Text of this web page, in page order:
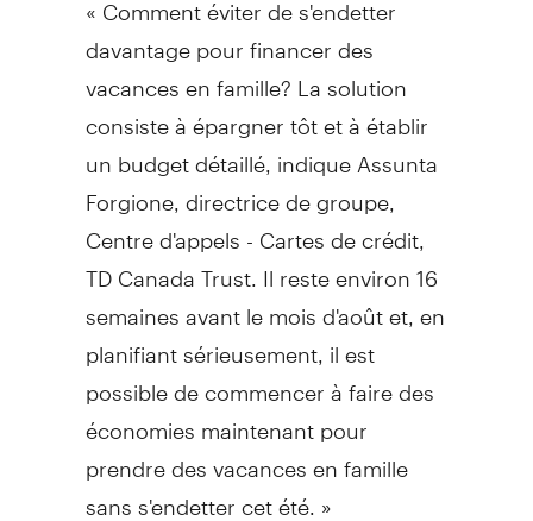
davantage pour financer des
vacances en famille? La solution
consiste à épargner tôt et à établir
un budget détaillé, indique Assunta
Forgione, directrice de groupe,
Centre d'appels - Cartes de crédit,
TD Canada Trust. Il reste environ 16
semaines avant le mois d'août et, en
planifiant sérieusement, il est
possible de commencer à faire des
économies maintenant pour
prendre des vacances en famille
sans s'endetter cet été. »